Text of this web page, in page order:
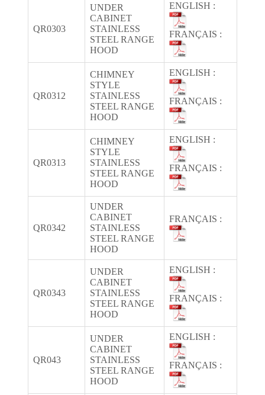
QR0303
UNDER
CABINET
STAINLESS
STEEL RANGE
HOOD
ENGLISH :
FRANÇAIS :
QR0312
CHIMNEY
STYLE
STAINLESS
STEEL RANGE
HOOD
ENGLISH :
FRANÇAIS :
QR0313
CHIMNEY
STYLE
STAINLESS
STEEL RANGE
HOOD
ENGLISH :
FRANÇAIS :
QR0342
UNDER
CABINET
STAINLESS
STEEL RANGE
HOOD
FRANÇAIS :
QR0343
UNDER
CABINET
STAINLESS
STEEL RANGE
HOOD
ENGLISH :
FRANÇAIS :
QR043
UNDER
CABINET
STAINLESS
STEEL RANGE
HOOD
ENGLISH :
FRANÇAIS :